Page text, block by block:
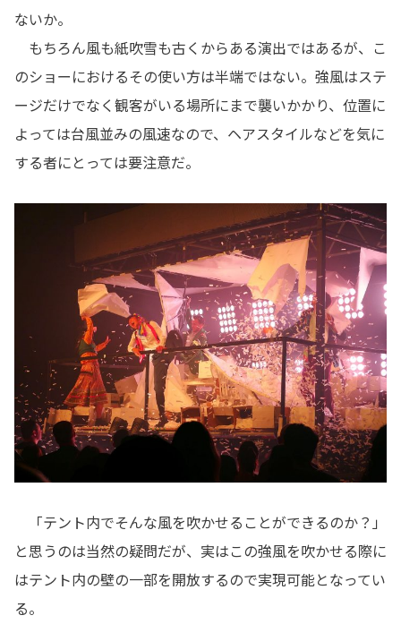
ないか。
もちろん風も紙吹雪も古くからある演出ではあるが、こ
のショーにおけるその使い方は半端ではない。強風はステ
ージだけでなく観客がいる場所にまで襲いかかり、位置に
よっては台風並みの風速なので、ヘアスタイルなどを気に
する者にとっては要注意だ。
「テント内でそんな風を吹かせることができるのか？」
と思うのは当然の疑問だが、実はこの強風を吹かせる際に
はテント内の壁の一部を開放するので実現可能となってい
る。